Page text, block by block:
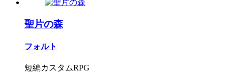
聖片の森
フォルト
短編カスタムRPG